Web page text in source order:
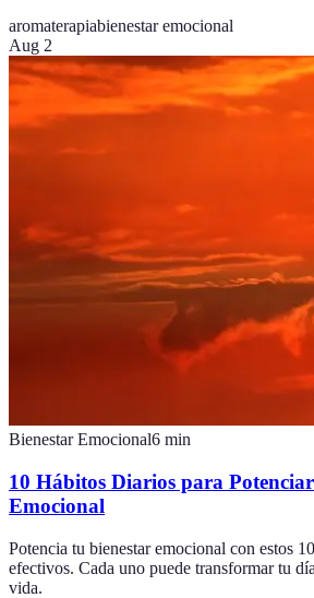
aromaterapiabienestar emocional
Aug 2
Bienestar Emocional6 min
10 Hábitos Diarios para
Emocional
Potencia tu bienestar emocional con estos
efectivos. Cada uno puede transformar tu
vida.